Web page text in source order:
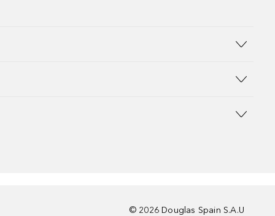
© 2026 Douglas Spain S.A.U